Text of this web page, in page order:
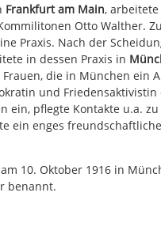
Frankfurt am Main,
Otto Walther.
Praxis. Nach der
in dessen Praxis in
die in München ein
und
ein, pflegte Kontakte u.a. zu
ein enges
10. Oktober 1916 in
benannt.